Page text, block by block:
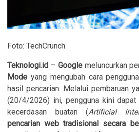
Foto: TechCrunch
Teknologi.id – Googlemeluncurkan
Mode yang mengubah cara
hasil pencarian. Melalui pembaruan
(20/4/2026) ini, pengguna kini dapat
kecerdasan buatan (Artificial
pencarian web tradisional secara